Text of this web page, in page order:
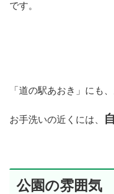
です。
「道の駅あおき」にも、
お手洗いの近くには、
公園の雰囲気